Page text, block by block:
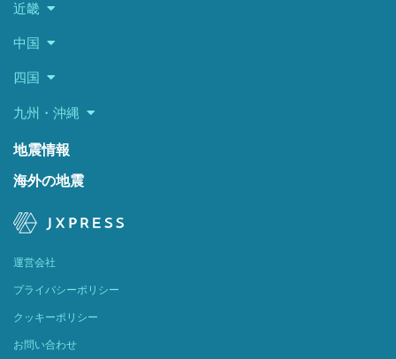
近畿
中国
四国
九州・沖縄
地震情報
海外の地震
運営会社
プライバシーポリシー
クッキーポリシー
お問い合わせ